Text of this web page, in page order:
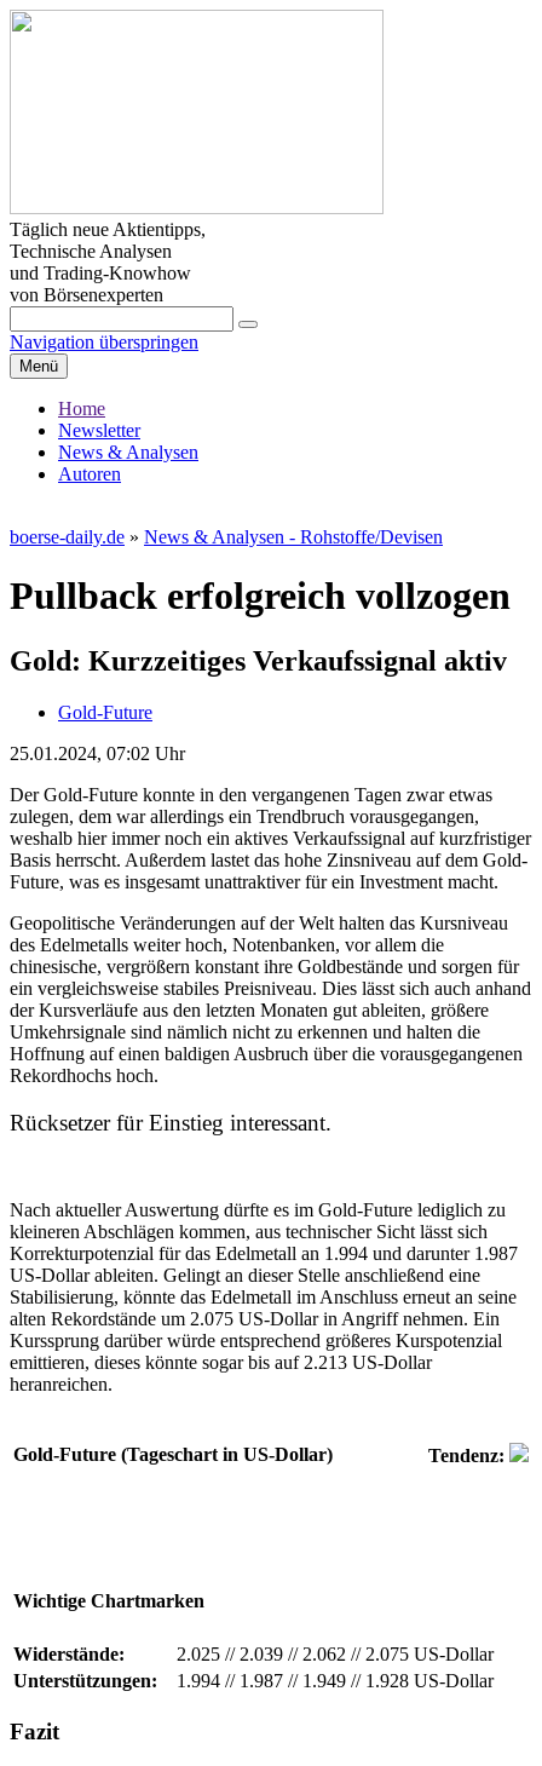
Täglich neue Aktientipps,
Technische Analysen
und Trading-Knowhow
von Börsenexperten
Navigation überspringen
Menü
Home
Newsletter
News & Analysen
Autoren
boerse-daily.de » News & Analysen - Rohstoffe/Devisen
Pullback erfolgreich vollzogen
Gold: Kurzzeitiges Verkaufssignal aktiv
Gold-Future
25.01.2024, 07:02 Uhr
Der Gold-Future konnte in den vergangenen Tagen zwar etwas
zulegen, dem war allerdings ein Trendbruch vorausgegangen,
weshalb hier immer noch ein aktives Verkaufssignal auf kurzfristiger
Basis herrscht. Außerdem lastet das hohe Zinsniveau auf dem Gold-
Future, was es insgesamt unattraktiver für ein Investment macht.
Geopolitische Veränderungen auf der Welt halten das Kursniveau
des Edelmetalls weiter hoch, Notenbanken, vor allem die
chinesische, vergrößern konstant ihre Goldbestände und sorgen für
ein vergleichsweise stabiles Preisniveau. Dies lässt sich auch anhand
der Kursverläufe aus den letzten Monaten gut ableiten, größere
Umkehrsignale sind nämlich nicht zu erkennen und halten die
Hoffnung auf einen baldigen Ausbruch über die vorausgegangenen
Rekordhochs hoch.
Rücksetzer für Einstieg interessant.
Nach aktueller Auswertung dürfte es im Gold-Future lediglich zu
kleineren Abschlägen kommen, aus technischer Sicht lässt sich
Korrekturpotenzial für das Edelmetall an 1.994 und darunter 1.987
US-Dollar ableiten. Gelingt an dieser Stelle anschließend eine
Stabilisierung, könnte das Edelmetall im Anschluss erneut an seine
alten Rekordstände um 2.075 US-Dollar in Angriff nehmen. Ein
Kurssprung darüber würde entsprechend größeres Kurspotenzial
emittieren, dieses könnte sogar bis auf 2.213 US-Dollar
heranreichen.
Gold-Future (Tageschart in US-Dollar) Tendenz:
Wichtige Chartmarken
Widerstände: 2.025 //2.039 //2.062 //2.075 US-Dollar
Unterstützungen:
1.994 //1.987 //1.949 //1.928 US-Dollar
Fazit